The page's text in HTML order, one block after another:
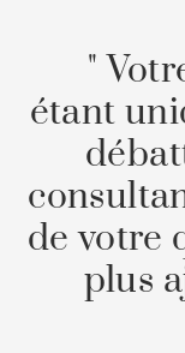
"
étant
de votre
plus